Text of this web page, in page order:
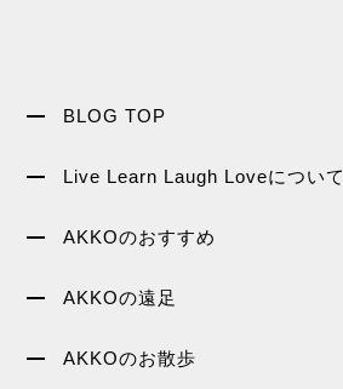
BLOG TOP
Live Learn Laugh Loveについて
AKKOのおすすめ
AKKOの遠足
AKKOのお散歩